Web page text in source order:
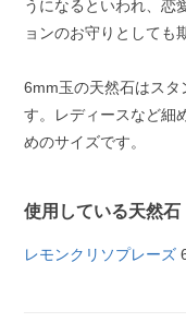
うになるといわれ、恋
ョンのお守りとしても
6mm玉の天然石はス
す。レディースなど細
めのサイズです。
使用している天然石
レモンクリソプレーズ